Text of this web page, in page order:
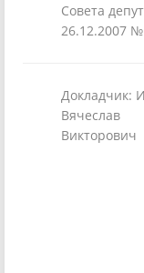
Совета
26.12.2007
Докладчик:
Вячеслав